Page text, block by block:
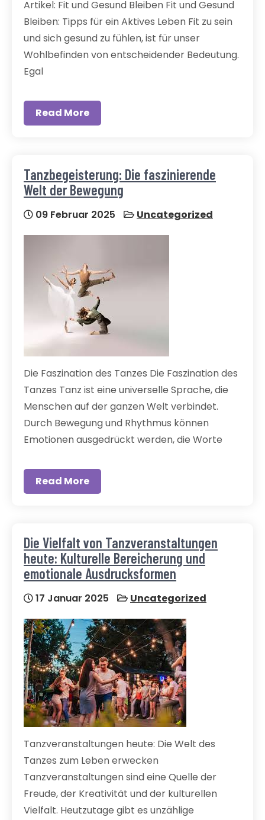
Artikel: Fit und Gesund Bleiben Fit und Gesund
Bleiben: Tipps für ein Aktives Leben Fit zu sein
und sich gesund zu fühlen, ist für unser
Wohlbefinden von entscheidender Bedeutung.
Egal
Read More
Tanzbegeisterung: Die faszinierende
Welt der Bewegung
09 Februar 2025 Uncategorized
Die Faszination des Tanzes Die Faszination des
Tanzes Tanz ist eine universelle Sprache, die
Menschen auf der ganzen Welt verbindet.
Durch Bewegung und Rhythmus können
Emotionen ausgedrückt werden, die Worte
Read More
Die Vielfalt von Tanzveranstaltungen
heute: Kulturelle Bereicherung und
emotionale Ausdrucksformen
17 Januar 2025 Uncategorized
Tanzveranstaltungen heute: Die Welt des
Tanzes zum Leben erwecken
Tanzveranstaltungen sind eine Quelle der
Freude, der Kreativität und der kulturellen
Vielfalt. Heutzutage gibt es unzählige